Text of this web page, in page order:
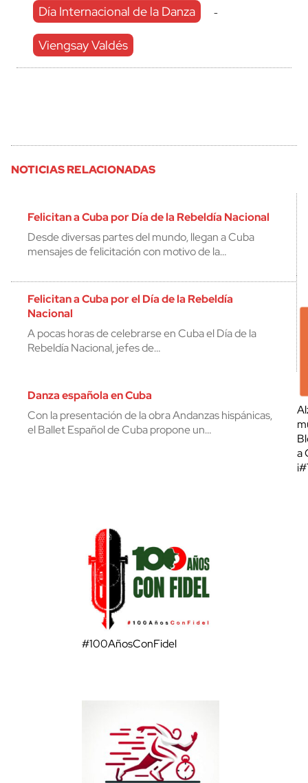
Día Internacional de la Danza -
Viengsay Valdés
NOTICIAS RELACIONADAS
Felicitan a Cuba por Día de la Rebeldía Nacional
Desde diversas partes del mundo, llegan a Cuba
mensajes de felicitación con motivo de la…
Felicitan a Cuba por el Día de la Rebeldía
Nacional
A pocas horas de celebrarse en Cuba el Día de la
Rebeldía Nacional, jefes de…
Danza española en Cuba
Con la presentación de la obra Andanzas hispánicas,
el Ballet Español de Cuba propone un…
a
#100AñosConFidel